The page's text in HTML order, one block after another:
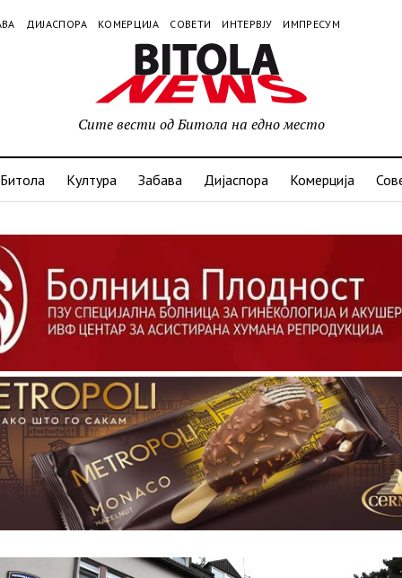
ДИЈАСПОРА КОМЕРЦИЈА СОВЕТИ ИНТЕРВЈУ ИМПРЕСУМ
Сите вести од Битола на едно место
Битола Култура Забава Дијаспора Комерција